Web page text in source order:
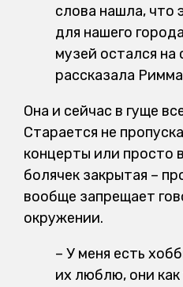
слова нашла, что
для нашего
музей остался на
рассказала
Она и сейчас в гуще
Старается не
концерты или просто
болячек закрытая –
вообще запрещает
окружении.
– У меня есть
их люблю, они